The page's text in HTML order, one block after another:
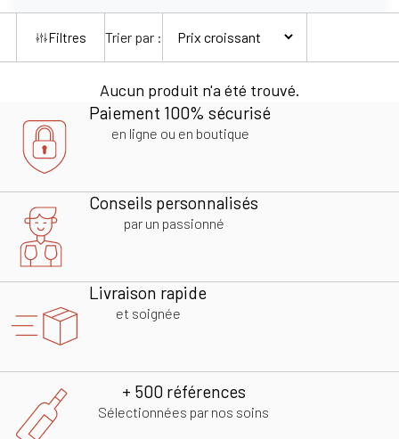
Filtres Trier par :
Aucun produit n'a été trouvé.
Paiement 100% sécurisé
en ligne ou en boutique
Conseils personnalisés
par un passionné
Livraison rapide
et soignée
+ 500 références
Sélectionnées par nos soins